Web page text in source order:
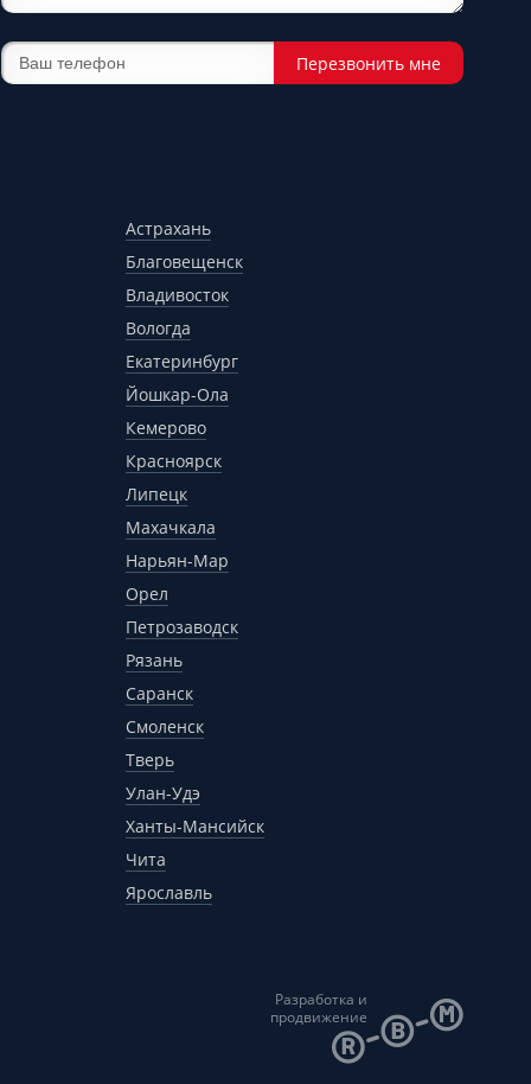
Перезвонить мне
Астрахань
Благовещенск
Владивосток
Вологда
Екатеринбург
Йошкар-Ола
Кемерово
Красноярск
Липецк
Махачкала
Нарьян-Мар
Орел
Петрозаводск
Рязань
Саранск
Смоленск
Тверь
Улан-Удэ
Ханты-Мансийск
Чита
Ярославль
Разработка и
продвижение